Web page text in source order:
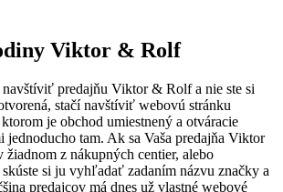
Viktor & Rolf
navštíviť predajňu Viktor & Rolf a nie ste si
stačí navštíviť webovú stránku
je obchod umiestnený a otváracie
tam. Ak sa Vaša predajňa Viktor
žiadnom z nákupných centier, alebo
si ju vyhľadať zadaním názvu značky a
predajcov má dnes už vlastné webové